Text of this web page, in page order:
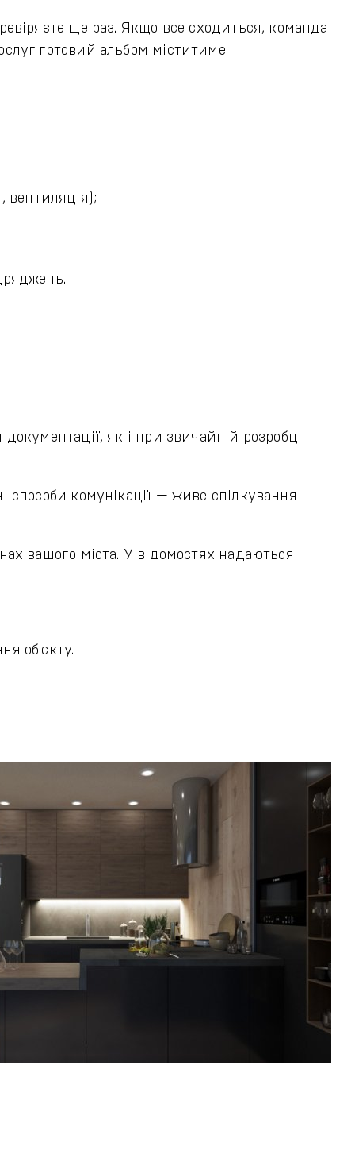
ще раз. Якщо все сходиться, команда
готовий альбом міститиме:
вентиляція);
як і при звичайній розробці
комунікації — живе спілкування
вашого міста. У відомостях надаються
об'єкту.